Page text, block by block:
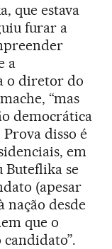
que estava
furar a
a
o diretor do
“mas
democrática
disso é
em
Buteflika se
(apesar
desde
que o